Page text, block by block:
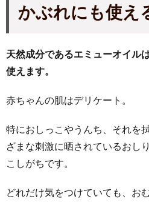
かぶれにも使え
天然成分であるエミューオイル
使えます。
赤ちゃんの肌はデリケート。
特におしっこやうんち、それを
ざまな刺激に晒されているおし
こしがちです。
どれだけ気をつけていても、お